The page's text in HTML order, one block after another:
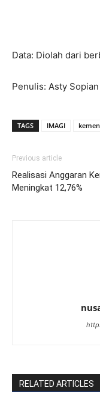
Data: Diolah dari
Penulis: Asty Sopian
TAGS IMAGI
Previous article
Realisasi Anggaran
Meningkat 12,76%
RELATED ARTICLES